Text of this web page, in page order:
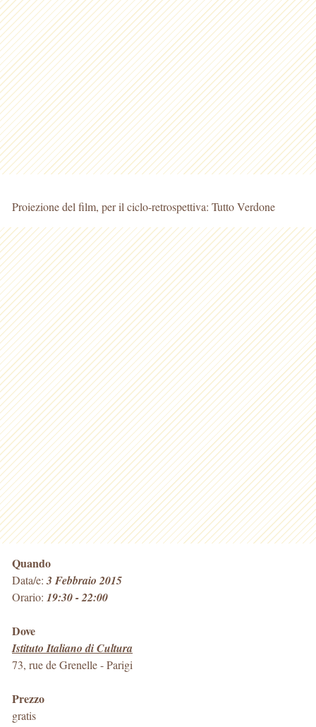
Proiezione del film, per il ciclo-retrospettiva: Tutto Verdone
Quando
Data/e:3 Febbraio 2015
Orario: 19:30 - 22:00
Dove
Istituto Italiano di Cultura
73, rue de Grenelle-Parigi
Prezzo
gratis